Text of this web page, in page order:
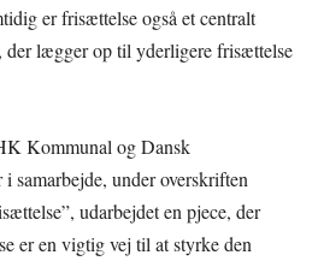
er frisættelse også et centralt
der lægger op til yderligere frisættelse
Kommunal og Dansk
samarbejde, under overskriften
udarbejdet en pjece, der
er en vigtig vej til at styrke den